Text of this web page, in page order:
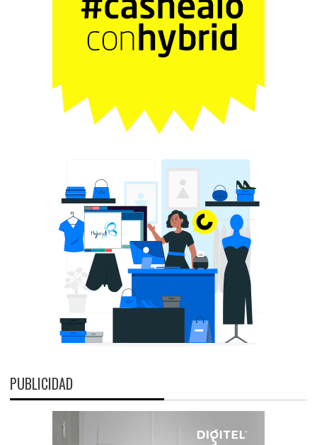
PUBLICIDAD